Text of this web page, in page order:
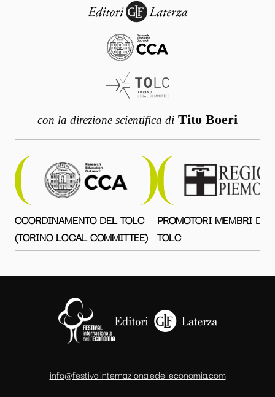
con la direzione scientifica di Tito Boeri
COORDINAMENTO DEL TOLC
(TORINO LOCAL COMMITTEE)
PROMOTORI MEMBRI DEL
TOLC
info@festivalinternazionaledelleconomia.com